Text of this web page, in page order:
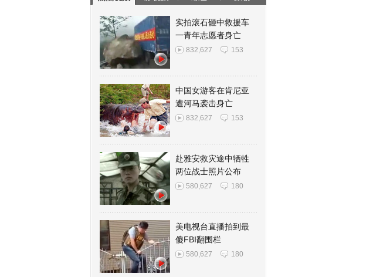
实拍滚石砸中救援车
一青年志愿者身亡
832,627 153
中国女游客在肯尼亚
遭河马袭击身亡
832,627 153
赴雅安救灾途中牺牲
两位战士照片公布
580,627 180
美电视台直播拍到最
傻FBI翻围栏
580,627 180